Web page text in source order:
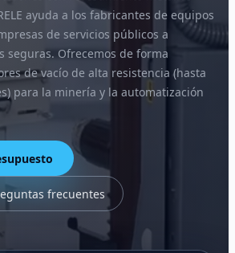
ayuda a los fabricantes de equipos
de servicios públicos a
seguras. Ofrecemos de forma
de vacío de alta resistencia (hasta
para la minería y la automatización
frecuentes